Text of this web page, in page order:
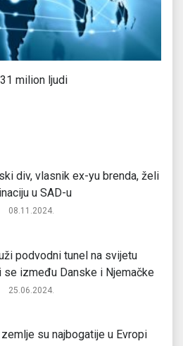
milion ljudi
div, vlasnik ex-yu brenda, želi
u SAD-u
08.11.2024.
podvodni tunel na svijetu
se između Danske i Njemačke
25.06.2024.
su najbogatije u Evropi